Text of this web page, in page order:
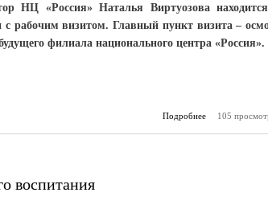
НЦ «Россия» Наталья Виртуозова
с рабочим визитом. Главный пункт визита –
филиала национального центра «Россия».
Подробнее
о Команда НЦ
105
воспитания